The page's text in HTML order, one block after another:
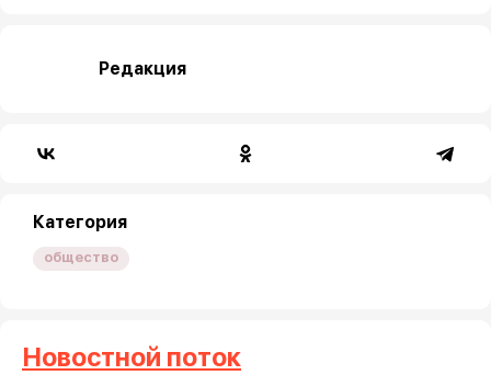
Редакция
Категория
общество
Новостной поток